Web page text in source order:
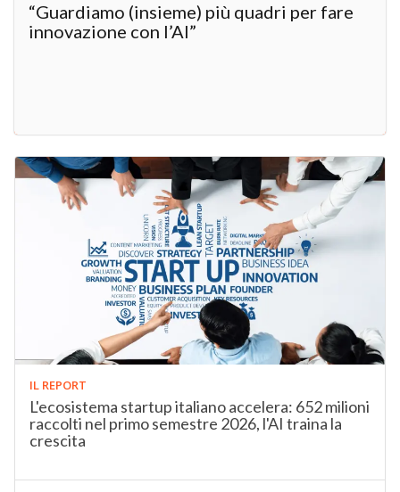
“Guardiamo (insieme) più quadri per fare
innovazione con l’AI”
IL REPORT
L'ecosistema startup italiano accelera: 652 milioni
raccolti nel primo semestre 2026, l'AI traina la
crescita